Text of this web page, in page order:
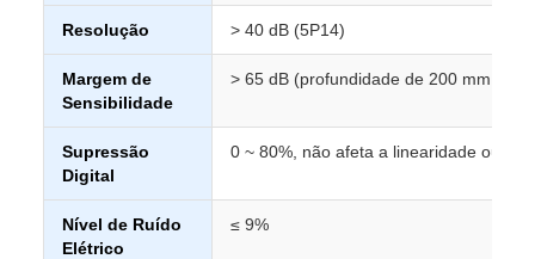
Resolução > 40 dB (5P14)
Margem de
Sensibilidade
> 65 dB (profundidade de 200 mm,
Supressão
Digital
0 ~ 80%, não afeta a linearidade ou
Nível de Ruído
Elétrico
≤ 9%